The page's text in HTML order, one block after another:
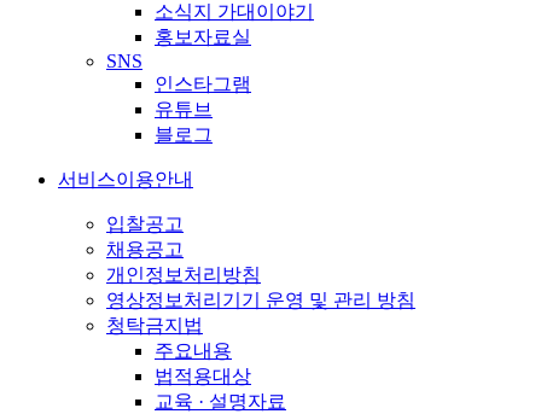
소식지 가대이야기
홍보자료실
SNS
인스타그램
유튜브
블로그
서비스이용안내
입찰공고
채용공고
개인정보처리방침
영상정보처리기기 운영 및 관리 방침
청탁금지법
주요내용
법적용대상
교육 · 설명자료